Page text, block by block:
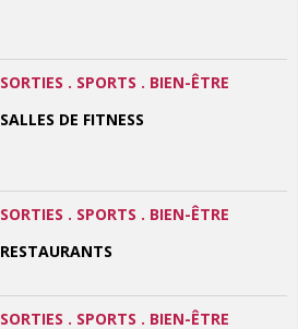
SORTIES . SPORTS . BIEN-ÊTRE
SALLES DE FITNESS
SORTIES . SPORTS . BIEN-ÊTRE
RESTAURANTS
SORTIES . SPORTS . BIEN-ÊTRE